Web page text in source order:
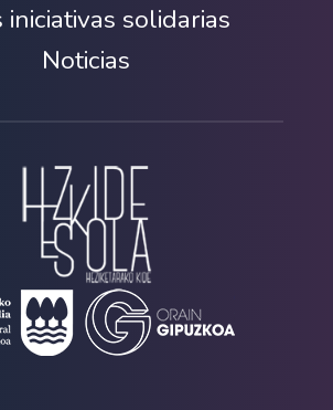
iniciativas solidarias
Noticias